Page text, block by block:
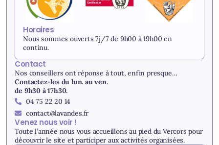
Horaires
Nous sommes ouverts 7j/7 de 9h00 à 19h00 en
continu.
Contact
Nos conseillers ont réponse à tout, enfin presque…
Contactez-les du lun. au ven.
de 9h30 à 17h30.
04 75 22 20 14
contact@lavandes.fr
Venez nous voir !
Toute l’année nous vous accueillons au pied du Vercors pour
découvrir le site et participer aux activités organisées.